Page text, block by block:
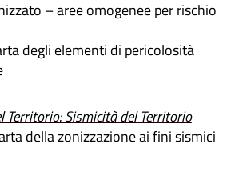
– aree omogenee per rischio
degli elementi di pericolosità
Territorio: Sismicità del Territorio
della zonizzazione ai fini sismici